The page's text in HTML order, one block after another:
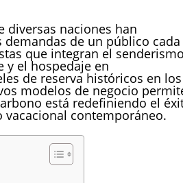
diversas naciones han
de un público cada
que integran el
y el hospedaje en
de reserva históricos en los
modelos de negocio
está redefiniendo el
contemporáneo.